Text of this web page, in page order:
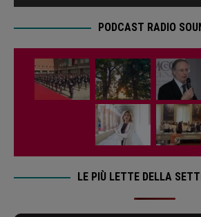
PODCAST RADIO
LE PIÙ LETTE DELLA